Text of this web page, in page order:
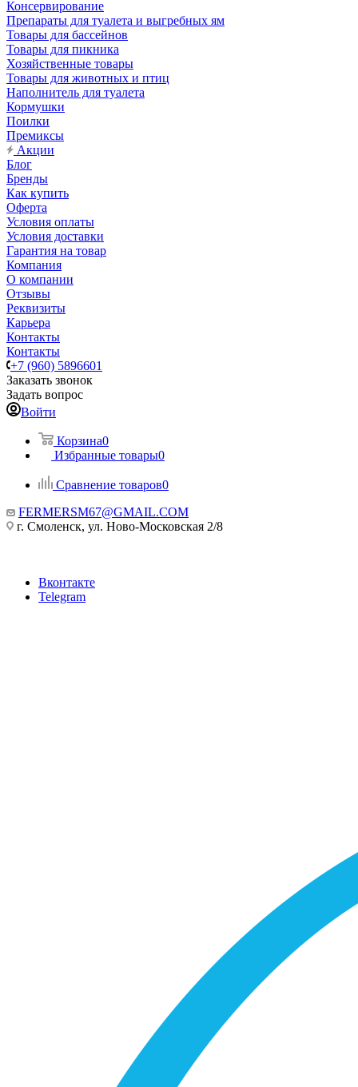
Консервирование
Препараты для туалета и выгребных ям
Товары для бассейнов
Товары для пикника
Хозяйственные товары
Товары для животных и птиц
Наполнитель для туалета
Кормушки
Поилки
Премиксы
Акции
Блог
Бренды
Как купить
Оферта
Условия оплаты
Условия доставки
Гарантия на товар
Компания
О компании
Отзывы
Реквизиты
Карьера
Контакты
Контакты
+7 (960) 5896601
Заказать звонок
Задать вопрос
Войти
Корзина0
Избранные товары0
Сравнение товаров0
FERMERSM67@GMAIL.COM
г. Смоленск, ул. Ново-Московская 2/8
Вконтакте
Telegram